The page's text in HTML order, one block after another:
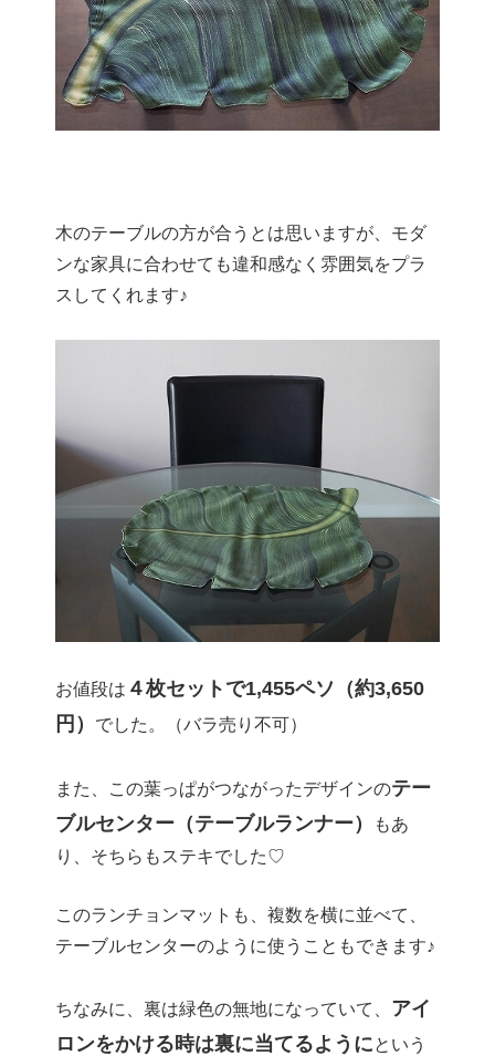
木のテーブルの方が合うとは思いますが、モダ
ンな家具に合わせても違和感なく雰囲気をプラ
スしてくれます♪
お値段は ４枚セットで1,455ペソ（約3,650
円）
でした。（バラ売り不可）
また、この葉っぱがつながったデザインのテー
ブルセンター（テーブルランナー）
もあ
り、そちらもステキでした♡
このランチョンマットも、複数を横に並べて、
テーブルセンターのように使うこともできます♪
ちなみに、裏は緑色の無地になっていて、 アイ
ロンをかける時は裏に当てるようにという